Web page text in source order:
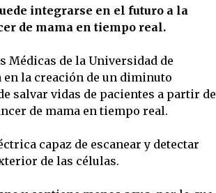
integrarse en el futuro a la
de mama en tiempo real.
Médicas de la Universidad de
en la creación de un diminuto
salvar vidas de pacientes a partir de
de mama en tiempo real.
capaz de escanear y detectar
de las células.